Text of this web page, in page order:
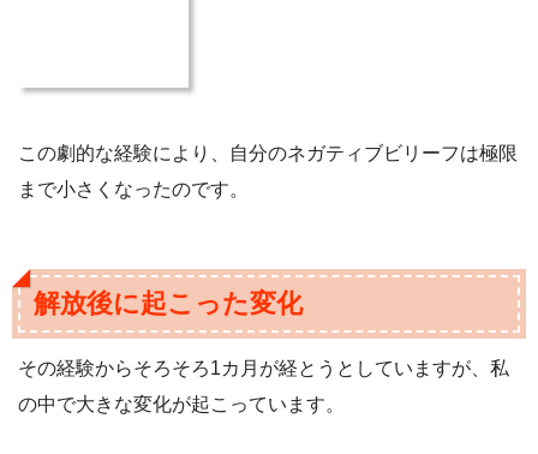
この劇的な経験により、自分のネガティブビリーフは極限
まで小さくなったのです。
解放後に起こった変化
その経験からそろそろ1カ月が経とうとしていますが、私
の中で大きな変化が起こっています。